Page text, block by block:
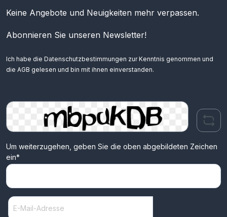
Keine Angebote und Neuigkeiten mehr verpassen.
Abonnieren Sie unseren Newsletter!
Ich habe die Datenschutzbestimmungen zur Kenntnis genommen und
die AGB gelesen und bin mit ihnen einverstanden.
Um weiterzugehen, geben Sie die oben abgebildeten Zeichen
ein*